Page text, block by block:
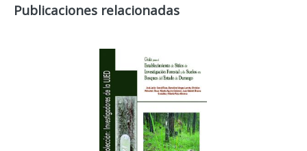
Publicaciones relacionadas